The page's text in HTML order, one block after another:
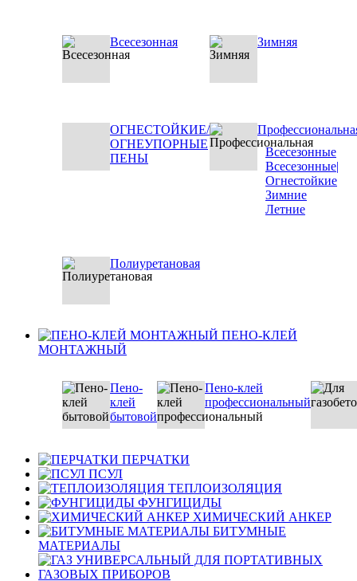
Всесезонная Зимняя
ОГНЕСТОЙКИЕ/
ОГНЕУПОРНЫЕ
ПЕНЫ
Всесезонные
Всесезонные|
Огнестойкие
Зимние
Летние
Полиуретановая
ПЕНО-КЛЕЙ
МОНТАЖНЫЙ
Пено-
клей
бытовой
Пено-клей
профессиональный
ПЕРЧАТКИ
ПСУЛ
ТЕПЛОИЗОЛЯЦИЯ
ФУНГИЦИДЫ
ХИМИЧЕСКИЙ АНКЕР
БИТУМНЫЕ
МАТЕРИАЛЫ